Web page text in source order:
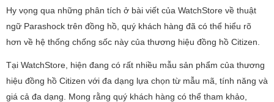
Hy vọng qua những phân tích ở bài viết của WatchStore về thuật
ngữ Parashock trên đồng hồ, quý khách hàng đã có thể hiểu rõ
hơn về hệ thống chống sốc này của thương hiệu đồng hồ Citizen.
Tại WatchStore, hiện đang có rất nhiều mẫu sản phẩm của thương
hiệu đồng hồ Citizen với đa dạng lựa chọn từ mẫu mã, tính năng và
giá cả đa dạng. Mong rằng quý khách hàng có thể tham khảo,